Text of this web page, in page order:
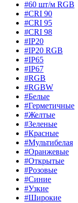
#60 шт/м RGB
#CRI 90
#CRI 95
#CRI 98
#IP20
#IP20 RGB
#IP65
#IP67
#RGB
#RGBW
#Белые
#Герметичные
#Желтые
#Зеленые
#Красные
#Мультибелая
#Оранжевые
#Открытые
#Розовые
#Синие
#Узкие
#Широкие